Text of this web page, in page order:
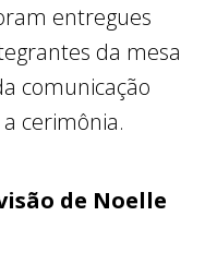
entregues
da mesa
comunicação
cerimônia.
de Noelle